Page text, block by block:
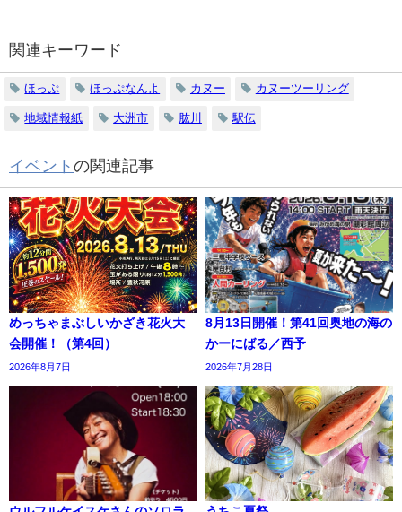
関連キーワード
ほっぷ ほっぷなんよ カヌー カヌーツーリング
地域情報紙 大洲市 肱川 駅伝
イベント の関連記事
めっちゃまぶしいかざき花火大
会開催！（第4回）
2026年8月7日
8月13日開催！第41回奥地の海の
かーにばる／西予
2026年7月28日